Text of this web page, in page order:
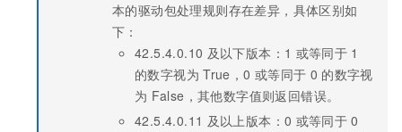
本的驱动包处理规则存在差异，具体区别如
下：
42.5.4.0.10 及以下版本：1 或等同于 1
的数字视为 True，0 或等同于 0 的数字视
为 False，其他数字值则返回错误。
42.5.4.0.11 及以上版本：0 或等同于 0